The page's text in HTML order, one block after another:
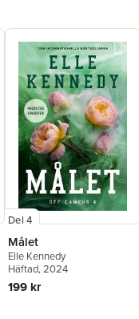
Del 4
Målet
Elle Kennedy
Häftad, 2024
199 kr